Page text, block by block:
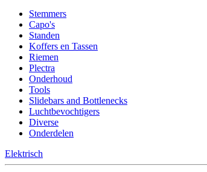
Stemmers
Capo's
Standen
Koffers en Tassen
Riemen
Plectra
Onderhoud
Tools
Slidebars and Bottlenecks
Luchtbevochtigers
Diverse
Onderdelen
Elektrisch